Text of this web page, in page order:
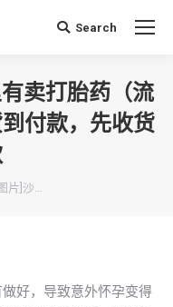
搜 Search
卖打胎药（流
付款，先收货
片]沙…
好，导致意外怀孕变得